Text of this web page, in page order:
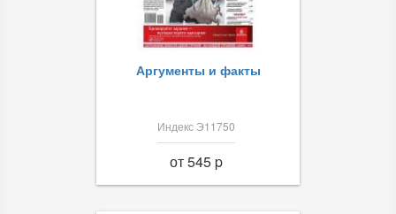
Аргументы и факты
Индекс Э11750
от 545 p